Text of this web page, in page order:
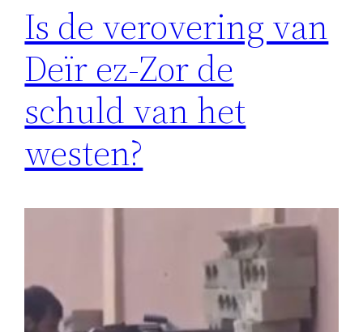
Is de verovering van
Deïr ez-Zor de
schuld van het
westen?